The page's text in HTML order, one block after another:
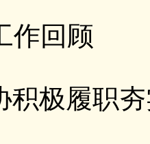
作回顾
积极履职